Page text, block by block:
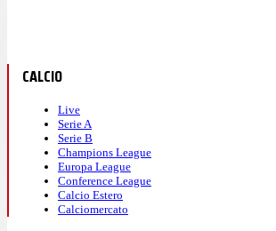
CALCIO
Live
Serie A
Serie B
Champions League
Europa League
Conference League
Calcio Estero
Calciomercato